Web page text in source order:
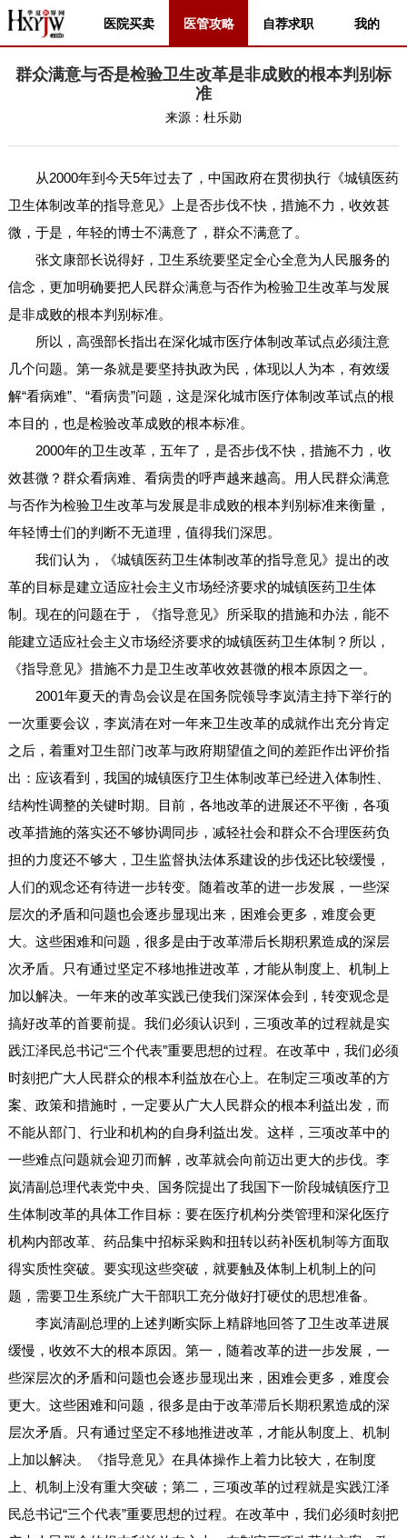
医院买卖 医管攻略 自荐求职 我的
群众满意与否是检验卫生改革是非成败的根本判别标
准
来源： 杜乐勋
从2000年到今天5年过去了，中国政府在贯彻执行《城镇医药
卫生体制改革的指导意见》上是否步伐不快，措施不力，收效甚
微，于是，年轻的博士不满意了，群众不满意了。
张文康部长说得好，卫生系统要坚定全心全意为人民服务的
信念，更加明确要把人民群众满意与否作为检验卫生改革与发展
是非成败的根本判别标准。
所以，高强部长指出在深化城市医疗体制改革试点必须注意
几个问题。第一条就是要坚持执政为民，体现以人为本，有效缓
解“看病难”、“看病贵”问题，这是深化城市医疗体制改革试点的根
本目的，也是检验改革成败的根本标准。
2000年的卫生改革，五年了，是否步伐不快，措施不力，收
效甚微？群众看病难、看病贵的呼声越来越高。用人民群众满意
与否作为检验卫生改革与发展是非成败的根本判别标准来衡量，
年轻博士们的判断不无道理，值得我们深思。
我们认为，《城镇医药卫生体制改革的指导意见》提出的改
革的目标是建立适应社会主义市场经济要求的城镇医药卫生体
制。现在的问题在于，《指导意见》所采取的措施和办法，能不
能建立适应社会主义市场经济要求的城镇医药卫生体制？所以，
《指导意见》措施不力是卫生改革收效甚微的根本原因之一。
2001年夏天的青岛会议是在国务院领导李岚清主持下举行的
一次重要会议，李岚清在对一年来卫生改革的成就作出充分肯定
之后，着重对卫生部门改革与政府期望值之间的差距作出评价指
出：应该看到，我国的城镇医疗卫生体制改革已经进入体制性、
结构性调整的关键时期。目前，各地改革的进展还不平衡，各项
改革措施的落实还不够协调同步，减轻社会和群众不合理医药负
担的力度还不够大，卫生监督执法体系建设的步伐还比较缓慢，
人们的观念还有待进一步转变。随着改革的进一步发展，一些深
层次的矛盾和问题也会逐步显现出来，困难会更多，难度会更
大。这些困难和问题，很多是由于改革滞后长期积累造成的深层
次矛盾。只有通过坚定不移地推进改革，才能从制度上、机制上
加以解决。一年来的改革实践已使我们深深体会到，转变观念是
搞好改革的首要前提。我们必须认识到，三项改革的过程就是实
践江泽民总书记“三个代表”重要思想的过程。在改革中，我们必须
时刻把广大人民群众的根本利益放在心上。在制定三项改革的方
案、政策和措施时，一定要从广大人民群众的根本利益出发，而
不能从部门、行业和机构的自身利益出发。这样，三项改革中的
一些难点问题就会迎刃而解，改革就会向前迈出更大的步伐。李
岚清副总理代表党中央、国务院提出了我国下一阶段城镇医疗卫
生体制改革的具体工作目标：要在医疗机构分类管理和深化医疗
机构内部改革、药品集中招标采购和扭转以药补医机制等方面取
得实质性突破。要实现这些突破，就要触及体制上机制上的问
题，需要卫生系统广大干部职工充分做好打硬仗的思想准备。
李岚清副总理的上述判断实际上精辟地回答了卫生改革进展
缓慢，收效不大的根本原因。第一，随着改革的进一步发展，一
些深层次的矛盾和问题也会逐步显现出来，困难会更多，难度会
更大。这些困难和问题，很多是由于改革滞后长期积累造成的深
层次矛盾。只有通过坚定不移地推进改革，才能从制度上、机制
上加以解决。《指导意见》在具体操作上着力比较大，在制度
上、机制上没有重大突破；第二，三项改革的过程就是实践江泽
民总书记“三个代表”重要思想的过程。在改革中，我们必须时刻把